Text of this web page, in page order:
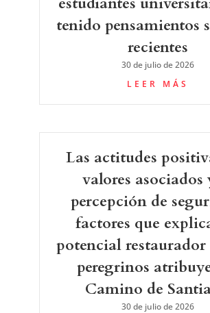
tenido pensamientos
recientes
30 de julio de 2026
LEER MÁS
Las actitudes
valores asociados
percepción de
factores que
potencial restaurador
peregrinos
Camino de
30 de julio de 2026